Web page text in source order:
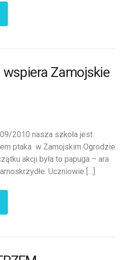
wspiera Zamojskie
2010 nasza szkoła jest
ptaka w Zamojskim Ogrodzie
akcji była to papuga – ara
Uczniowie […]